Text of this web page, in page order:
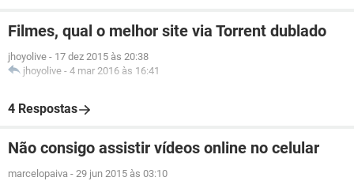
Filmes, qual o melhor site via Torrent dublado
jhoyolive - 17 dez 2015 às 20:38
jhoyolive - 4 mar 2016 às 16:41
4 Respostas
Não consigo assistir vídeos online no celular
marcelopaiva - 29 jun 2015 às 03:10